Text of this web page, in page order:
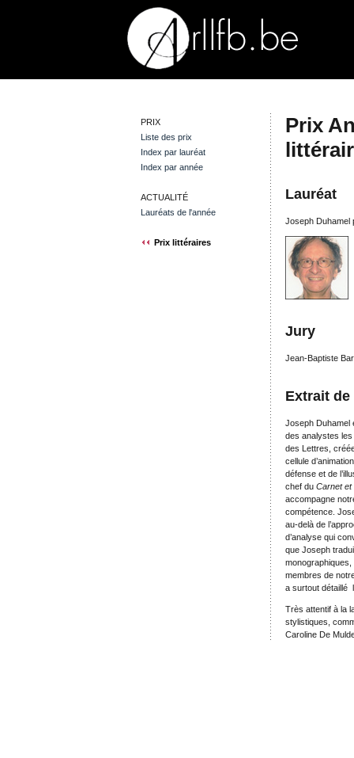
PRIX
Liste des prix
Index par lauréat
Index par année
ACTUALITÉ
Lauréats de l'année
Prix littéraires
Prix
Lauréat
Joseph Duhamel
Jury
Jean-Baptiste
Extrait
Joseph Duhamel
des analystes les
des Lettres,
cellule
défense et de
chef du Carnet et
accompagne
compétence.
au-delà de
d’analyse qui
que Joseph
membres de
a surtout détaillé
Très attentif à la
stylistiques,
Caroline De